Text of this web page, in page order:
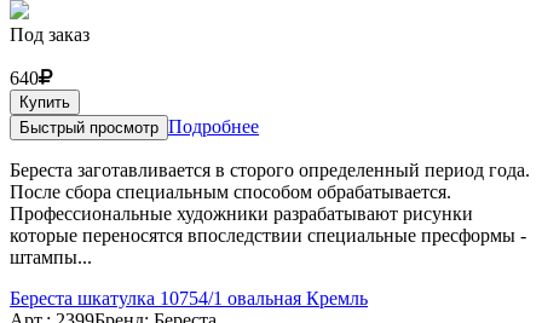
Под заказ
640
Купить
Быстрый просмотр Подробнее
Береста заготавливается в сторого определенный период года.
После сбора специальным способом обрабатывается.
Профессиональные художники разрабатывают рисунки
которые переносятся впоследствии специальные пресформы -
штампы...
Береста шкатулка 10754/1 овальная Кремль